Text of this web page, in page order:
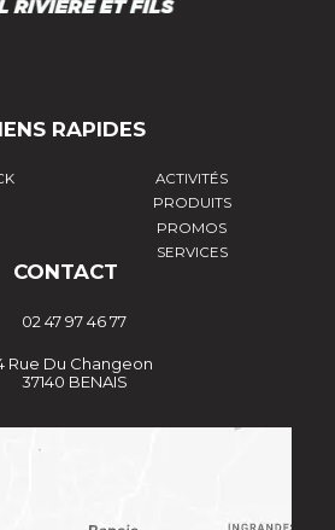
RAPIDES
ACTIVITÉS
PRODUITS
PROMOS
SERVICES
CONTACT
02 47 97 46 77
Rue Du Changeon
37140 BENAIS